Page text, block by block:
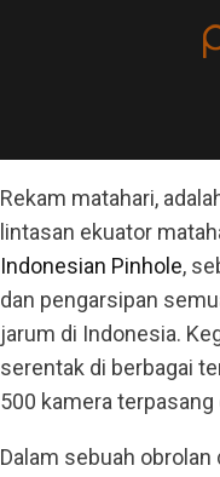
Rekam matahari,
lintasan ekuator
Indonesian Pinhole,
dan pengarsipan
jarum di Indonesia.
serentak di berbagai
500 kamera
Dalam sebuah